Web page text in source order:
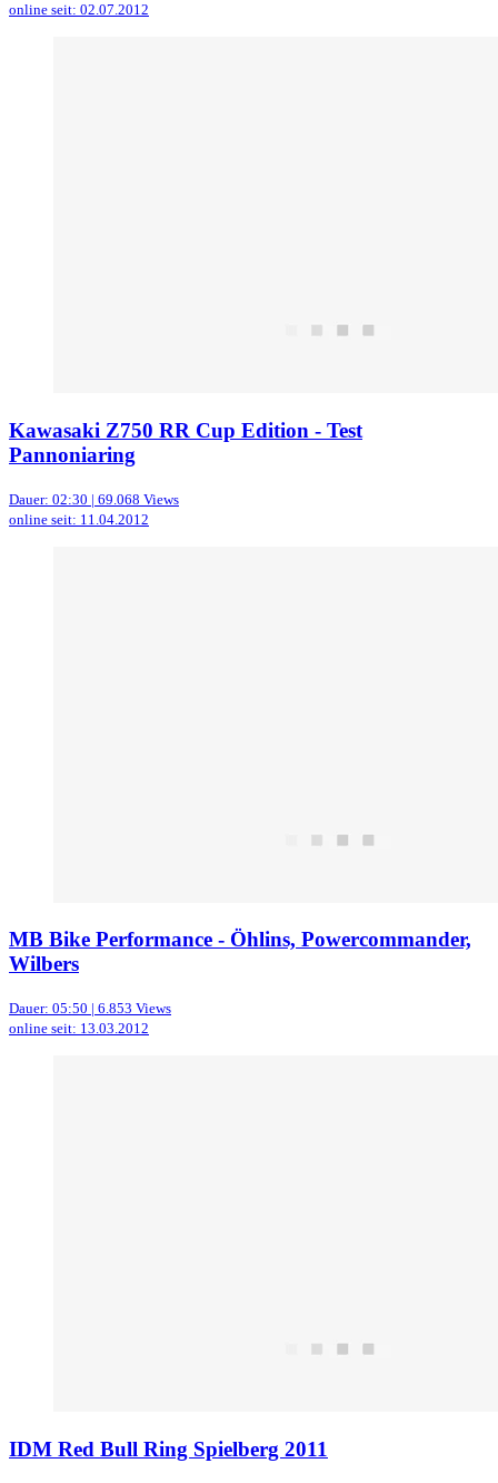
online seit: 02.07.2012
Kawasaki Z750 RR Cup Edition - Test
Pannoniaring
Dauer: 02:30 | 69.068 Views
online seit: 11.04.2012
MB Bike Performance - Öhlins, Powercommander,
Wilbers
Dauer: 05:50 | 6.853 Views
online seit: 13.03.2012
IDM Red Bull Ring Spielberg 2011